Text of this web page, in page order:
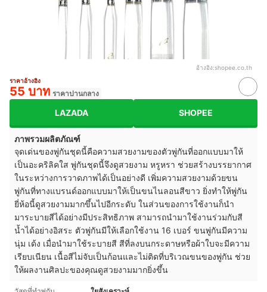
อ้างอิง:shopee.co.th
ราคาอ้างอิง
55 บาท ราคาปานกลาง
LAZADA SHOPEE
ภาพรวมผลิตภัณฑ์
จุดเด่นของพู่กันชุดนี้คือความสวยงามของตัวพู่กันที่ออกแบบมาให้
เป็นอะคริลิคใส พู่กันชุดนี้จึงดูสวยงาม หรูหรา ช่วยสร้างบรรยากาศ
ในระหว่างการวาดภาพได้เป็นอย่างดี เพิ่มความสวยงามด้วยขน
พู่กันที่ทางแบรนด์ออกแบบมาให้เป็นขนไนลอนสีขาว ยิ่งทำให้พู่กัน
ยี่ห้อนี้ดูสวยงามมากขึ้นไปอีกระดับ ในส่วนของการใช้งานก็นำ
มาระบายสีได้อย่างมีประสิทธิภาพ สามารถนำมาใช้งานร่วมกับสี
น้ำได้อย่างอิสระ ตัวพู่กันมีให้เลือกใช้งาน 16 เบอร์ ขนพู่กันมีความ
นุ่ม เด้ง เมื่อนำมาใช้ระบายสี สีที่ลงบนกระดาษหรือผ้าใบจะมีความ
เรียบเนียน เนื้อสีไม่จับเป็นก้อนและไม่ติดที่บริเวณขนของพู่กัน ช่วย
ให้ผลงานศิลปะของคุณดูสวยงามมากยิ่งขึ้น